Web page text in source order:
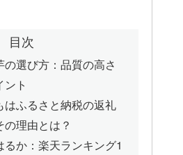
目次
選び方：品質の高さ
ト
はふるさと納税の返礼
理由とは？
か：楽天ランキング1